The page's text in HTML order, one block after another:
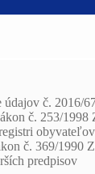
údajov č. 2016/
č. 253/1998
č. 369/1990
predpisov